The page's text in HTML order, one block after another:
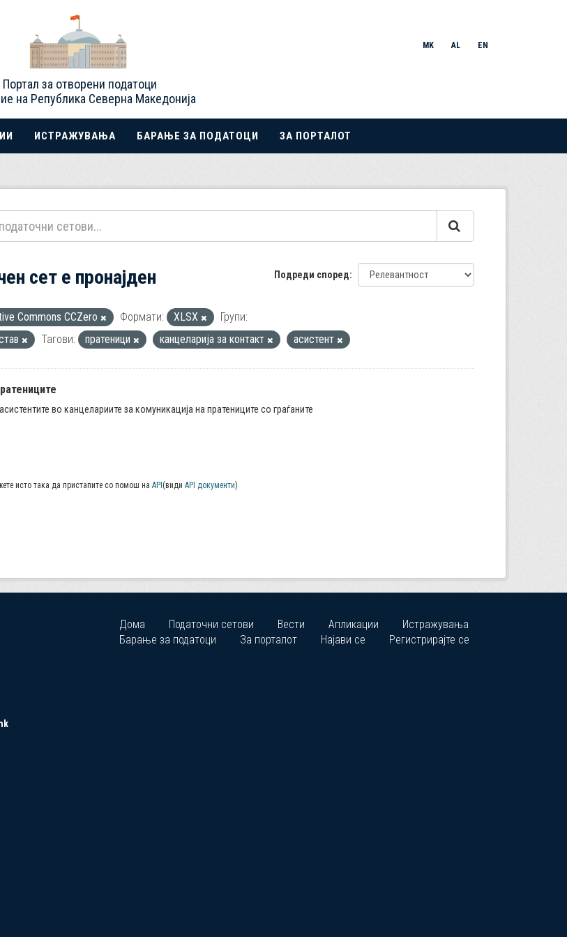
Портал за отворени податоци
на Република Северна Македонија
MK AL EN
ИСТРАЖУВАЊА БАРАЊЕ ЗА ПОДАТОЦИ ЗА ПОРТАЛОТ
Подреди според
сет е пронајден
Commons CCZero Формати: XLSX
Групи:
Тагови: пратеници канцеларија за контакт асистент
во канцелариите за комуникација на пратениците со граѓаните
исто така да пристапите со помош на API (види API документи)
Дома Податочни сетови Вести Апликации
Истражувања
Барање за податоци
За порталот Најави се Регистрирајте се